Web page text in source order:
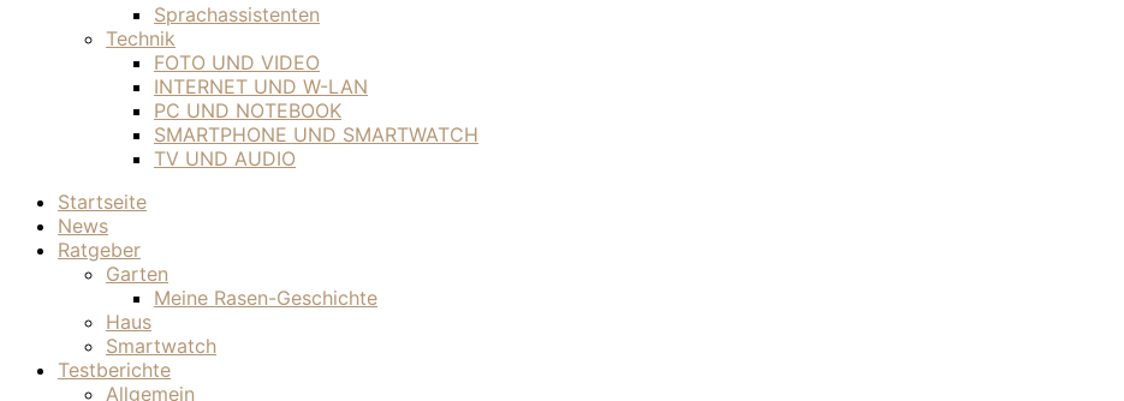
Sprachassistenten
Technik
FOTO UND VIDEO
INTERNET UND W-LAN
PC UND NOTEBOOK
SMARTPHONE UND SMARTWATCH
TV UND AUDIO
Startseite
News
Ratgeber
Garten
Meine Rasen-Geschichte
Haus
Smartwatch
Testberichte
Allgemein